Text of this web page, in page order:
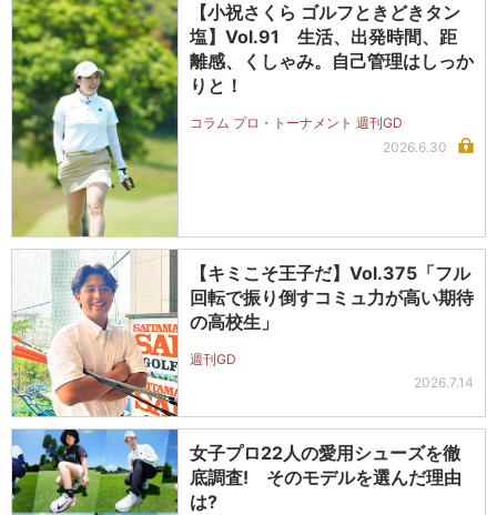
【小祝さくら ゴルフときどきタン
塩】Vol.91 生活、出発時間、距
離感、くしゃみ。自己管理はしっか
りと！
コラム プロ・トーナメント 週刊GD
2026.6.30
【キミこそ王子だ】Vol.375「フル
回転で振り倒すコミュ力が高い期待
の高校生」
週刊GD
2026.7.14
女子プロ22人の愛用シューズを徹
底調査! そのモデルを選んだ理由
は?